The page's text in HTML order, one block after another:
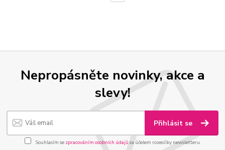
Nepropásněte novinky, akce a
slevy!
Přihlásit se
Souhlasím se zpracováním osobních údajůza účelem rozesílky newsletteru.